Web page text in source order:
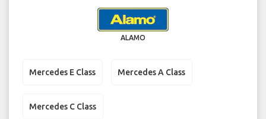
ALAMO
Mercedes E Class Mercedes A Class
Mercedes C Class